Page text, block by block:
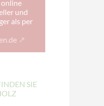
und
als per
SIE